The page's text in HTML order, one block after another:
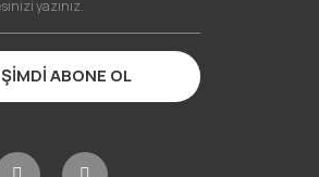
ŞİMDİ ABONE OL